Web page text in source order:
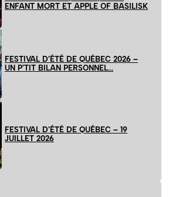
ENFANT MORT ET APPLE OF BASILISK
FESTIVAL D’ÉTÉ DE QUÉBEC 2026 –
UN P’TIT BILAN PERSONNEL…
FESTIVAL D’ÉTÉ DE QUÉBEC – 19
JUILLET 2026